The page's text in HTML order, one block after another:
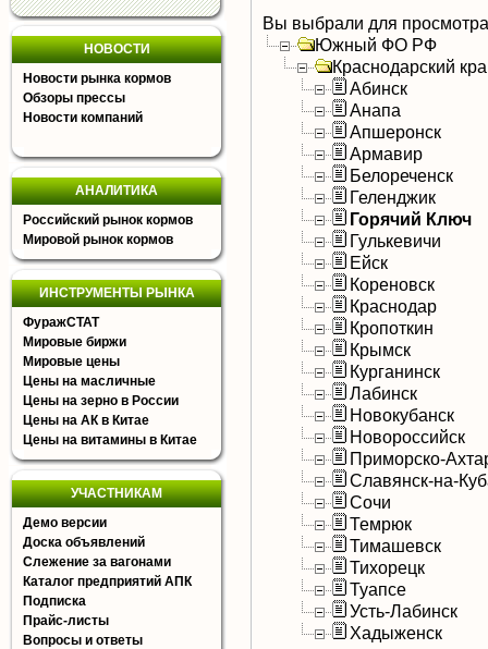
НОВОСТИ
Новости рынка кормов
Обзоры прессы
Новости компаний
АНАЛИТИКА
Российский рынок кормов
Мировой рынок кормов
ИНСТРУМЕНТЫ РЫНКА
ФуражСТАТ
Мировые биржи
Мировые цены
Цены на масличные
Цены на зерно в России
Цены на АК в Китае
Цены на витамины в Китае
УЧАСТНИКАМ
Демо версии
Доска объявлений
Слежение за вагонами
Каталог предприятий АПК
Подписка
Прайс-листы
Вопросы и ответы
Вы выбрали для
Южный ФО РФ
Краснодарский
Абинск
Анапа
Апшеронск
Армавир
Белореченск
Геленджик
Горячий Ключ
Гулькевичи
Ейск
Кореновск
Краснодар
Кропоткин
Крымск
Курганинск
Лабинск
Новокубанск
Новороссийск
Приморско-
Славянск-на-
Сочи
Темрюк
Тимашевск
Тихорецк
Туапсе
Усть-Лабинск
Хадыженск